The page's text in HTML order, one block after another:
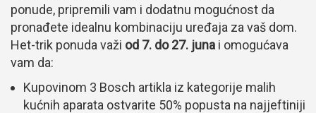
ponude, pripremili vam i dodatnu mogućnost da
pronađete idealnu kombinaciju uređaja za vaš dom.
Het-trik ponuda važi od 7. do 27. juna i omogućava
vam da:
Kupovinom 3 Bosch artikla iz kategorije malih
kućnih aparata ostvarite 50% popusta na najjeftiniji